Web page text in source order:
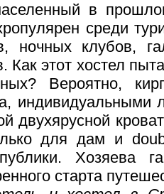
в
среди
ночных клубов,
Как этот хостел
Вероятно,
индивидуальными
двухярусной
для дам и
Хозяева
старта